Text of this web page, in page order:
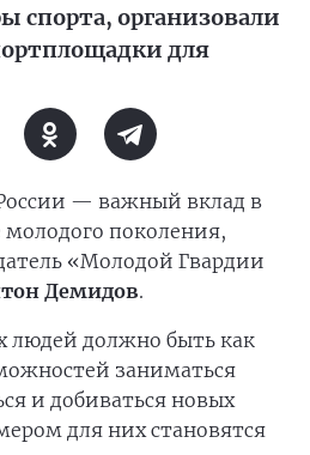
спорта, организовали
для
— важный вклад в
молодого поколения,
«Молодой Гвардии
Демидов.
людей должно быть как
заниматься
и добиваться новых
для них становятся